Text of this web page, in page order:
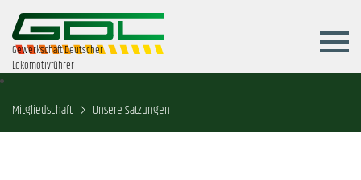
Gewerkschaft Deutscher
Lokomotivführer
Mitgliedschaft Unsere Satzungen